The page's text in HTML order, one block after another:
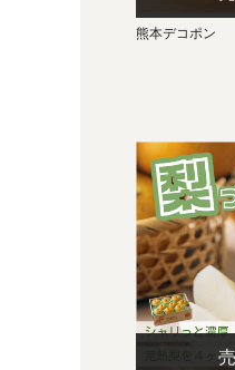
熊本デコポン